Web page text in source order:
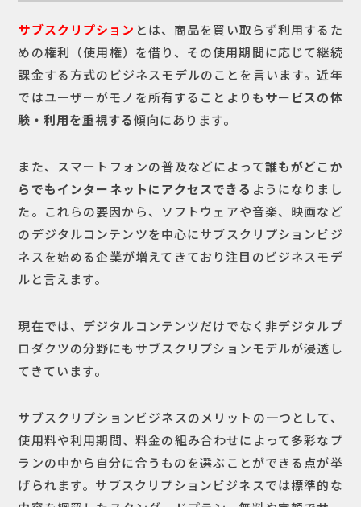
サブスクリプション とは、商品を買い取らず利用するた
めの権利（使用権）を借り、その使用期間に応じて継続
課金する方式のビジネスモデルのことを言います。近年
ではユーザーがモノを所有することよりもサービスの体
験・利用を重視する傾向にあります。
また、スマートフォンの普及などによって誰もがどこか
らでもインターネットにアクセスできる ようになりまし
た。これらの要因から、ソフトウェアや音楽、映画など
のデジタルコンテンツを中心にサブスクリプションビジ
ネスを始める企業が増えてきており注目のビジネスモデ
ルと言えます。
現在では、デジタルコンテンツだけでなく非デジタルプ
ロダクツの分野にもサブスクリプションモデルが浸透し
てきています。
サブスクリプションビジネスのメリットの一つとして、
使用料や利用期間、料金の組み合わせによって多彩なプ
ランの中から自分に合うものを選ぶことができる点が挙
げられます。サブスクリプションビジネスでは標準的な